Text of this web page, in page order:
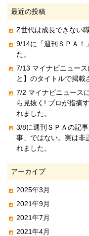
最近の投稿
Z世代は成長できない
9/14に「週刊ＳＰＡ！
た。
7/13 マイナビニュー
と】のタイトルで掲載
7/2 マイナビニュース
ら見抜く! プロが指摘
れました。
3/8に週刊ＳＰＡの記
事」ではない。実は非
れました。
アーカイブ
2025年3月
2021年9月
2021年7月
2021年4月